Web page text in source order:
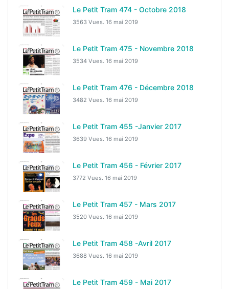
Le Petit Tram 474 - Octobre 2018
3563 Vues. 16 mai 2019
Le Petit Tram 475 - Novembre 2018
3534 Vues. 16 mai 2019
Le Petit Tram 476 - Décembre 2018
3482 Vues. 16 mai 2019
Le Petit Tram 455 -Janvier 2017
3639 Vues. 16 mai 2019
Le Petit Tram 456 - Février 2017
3772 Vues. 16 mai 2019
Le Petit Tram 457 - Mars 2017
3520 Vues. 16 mai 2019
Le Petit Tram 458 -Avril 2017
3688 Vues. 16 mai 2019
Le Petit Tram 459 - Mai 2017